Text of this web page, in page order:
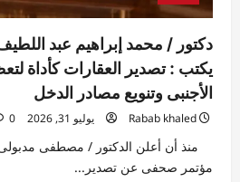
دكتور / محمد إبراهيم عبد
يكتب : تصدير العقارات كأداة
الأجنبى وتنويع مصادر الدخل
Rabab khaled يوليو 31, 2026 0
منذ أن أعلن الدكتور / مصطفى
مؤتمر صحفى عن تصدير...